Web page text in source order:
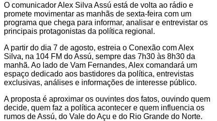
O comunicador Alex Silva Assú está de volta ao rádio e
promete movimentar as manhãs de sexta-feira com um
programa que chega para informar, analisar e entrevistar os
principais protagonistas da política regional.
A partir do dia 7 de agosto, estreia o Conexão com Alex
Silva, na 104 FM do Assú, sempre das 7h30 às 8h30 da
manhã. Ao lado de Vam Fernandes, Alex comandará um
espaço dedicado aos bastidores da política, entrevistas
exclusivas, análises e informações de interesse público.
A proposta é aproximar os ouvintes dos fatos, ouvindo quem
decide, quem faz a política acontecer e quem influencia os
rumos de Assú, do Vale do Açu e do Rio Grande do Norte.